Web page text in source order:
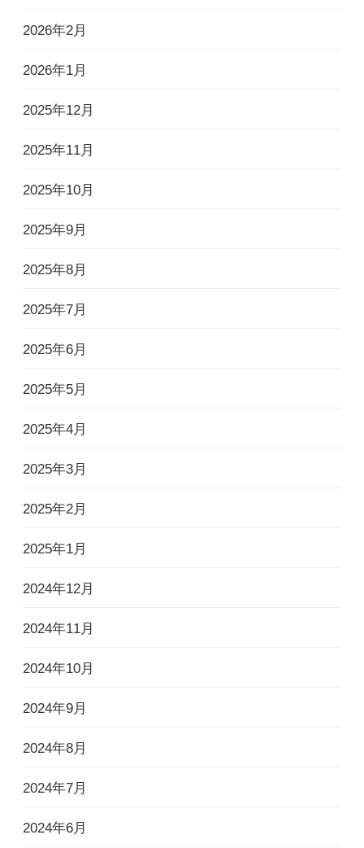
2026年2月
2026年1月
2025年12月
2025年11月
2025年10月
2025年9月
2025年8月
2025年7月
2025年6月
2025年5月
2025年4月
2025年3月
2025年2月
2025年1月
2024年12月
2024年11月
2024年10月
2024年9月
2024年8月
2024年7月
2024年6月